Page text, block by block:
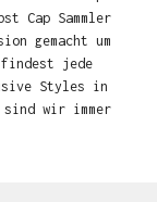
Cap Sammler
gemacht um
findest jede
Styles in
sind wir immer